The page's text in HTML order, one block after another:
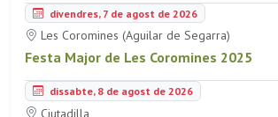
divendres, 7 de agost de 2026
Les Coromines (Aguilar de Segarra)
Festa Major de Les Coromines 2025
dissabte, 8 de agost de 2026
Ciutadilla